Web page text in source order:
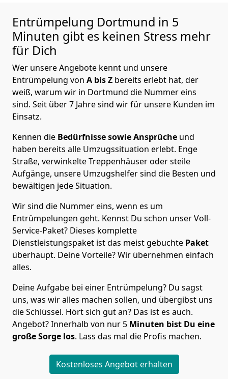
Entrümpelung Dortmund in 5
Minuten gibt es keinen Stress mehr
für Dich
Wer unsere Angebote kennt und unsere
Entrümpelung von A bis Z bereits erlebt hat, der
weiß, warum wir in Dortmund die Nummer eins
sind. Seit über 7 Jahre sind wir für unsere Kunden im
Einsatz.
Kennen die Bedürfnisse sowie Ansprüche und
haben bereits alle Umzugssituation erlebt. Enge
Straße, verwinkelte Treppenhäuser oder steile
Aufgänge, unsere Umzugshelfer sind die Besten und
bewältigen jede Situation.
Wir sind die Nummer eins, wenn es um
Entrümpelungen geht. Kennst Du schon unser Voll-
Service-Paket? Dieses komplette
Dienstleistungspaket ist das meist gebuchte Paket
überhaupt. Deine Vorteile? Wir übernehmen einfach
alles.
Deine Aufgabe bei einer Entrümpelung? Du sagst
uns, was wir alles machen sollen, und übergibst uns
die Schlüssel. Hört sich gut an? Das ist es auch.
Angebot? Innerhalb von nur 5 Minuten bist Du eine
große Sorge los. Lass das mal die Profis machen.
Kostenloses Angebot erhalten